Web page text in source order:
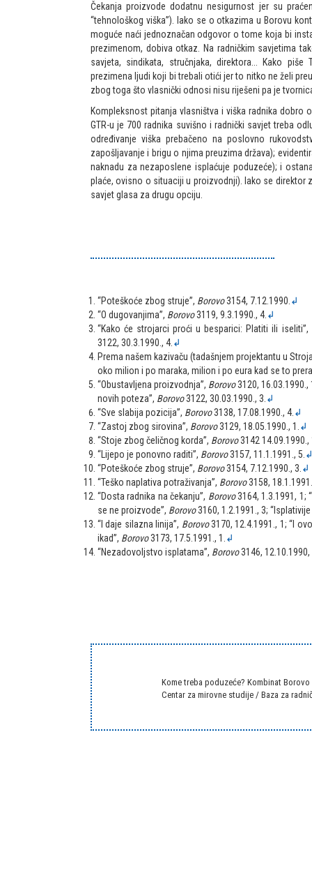
Čekanja proizvode dodatnu nesigurnost jer su
“tehnološkog viška”). Iako se o otkazima u Borovu
moguće naći jednoznačan odgovor o tome koja bi
prezimenom, dobiva otkaz. Na radničkim savjetima
savjeta, sindikata, stručnjaka, direktora... Kako
prezimena ljudi koji bi trebali otići jer to nitko ne želi
zbog toga što vlasnički odnosi nisu riješeni pa je
Kompleksnost pitanja vlasništva i viška radnika dobro
GTR-u je 700 radnika suvišno i radnički savjet treba
određivanje viška prebačeno na poslovno
zapošljavanje i brigu o njima preuzima država);
naknadu za nezaposlene isplaćuje poduzeće); i
plaće, ovisno o situaciji u proizvodnji). Iako se direktor
savjet glasa za drugu opciju.
“Poteškoće zbog struje”, Borovo3154, 7.12.1990. ↲
“O dugovanjima”, Borovo3119, 9.3.1990., 4. ↲
“Kako će strojarci proći u besparici: Platiti ili iseliti”,
3122, 30.3.1990., 4. ↲
Prema našem kazivaču (tadašnjem projektantu u
oko milion i po maraka, milion i po eura kad se to
“Obustavljena proizvodnja”, Borovo3120, 16.03.1990.,
novih poteza”, Borovo3122, 30.03.1990., 3. ↲
“Sve slabija pozicija”, Borovo3138, 17.08.1990., 4. ↲
“Zastoj zbog sirovina”, Borovo3129, 18.05.1990., 1. ↲
“Stoje zbog čeličnog korda”, Borovo3142 14.09.1990.,
“Lijepo je ponovno raditi”, Borovo3157, 11.1.1991., 5.
“Poteškoće zbog struje”, Borovo3154, 7.12.1990., 3. ↲
“Teško naplativa potraživanja”, Borovo3158,
“Dosta radnika na čekanju”, Borovo3164, 1.3.1991, 1;
se ne proizvode”, Borovo3160, 1.2.1991., 3;
“I daje silazna linija”, Borovo3170, 12.4.1991., 1; “I
ikad”, Borovo3173, 17.5.1991., 1. ↲
“Nezadovoljstvo isplatama”, Borovo3146, 12.10.1990,
Kome treba poduzeće? Kombinat Borovo
Centar za mirovne studije / Baza za